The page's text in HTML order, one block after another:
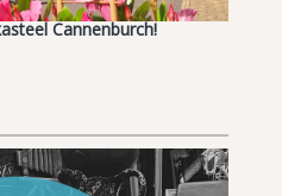
Cannenburch!